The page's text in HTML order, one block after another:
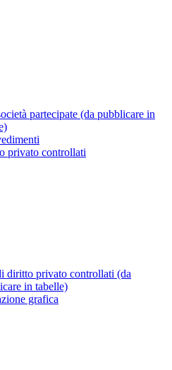
partecipate (da pubblicare in
privato controllati
diritto privato controllati (da
in tabelle)
grafica